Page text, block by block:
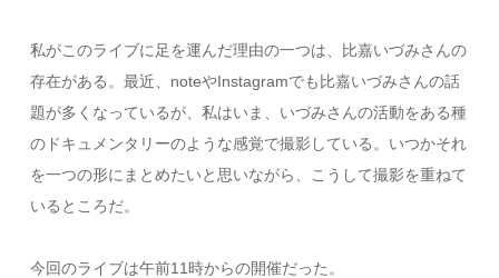
私がこのライブに足を運んだ理由の一つは、比嘉いづみさんの
存在がある。最近、noteやInstagramでも比嘉いづみさんの話
題が多くなっているが、私はいま、いづみさんの活動をある種
のドキュメンタリーのような感覚で撮影している。いつかそれ
を一つの形にまとめたいと思いながら、こうして撮影を重ねて
いるところだ。
今回のライブは午前11時からの開催だった。